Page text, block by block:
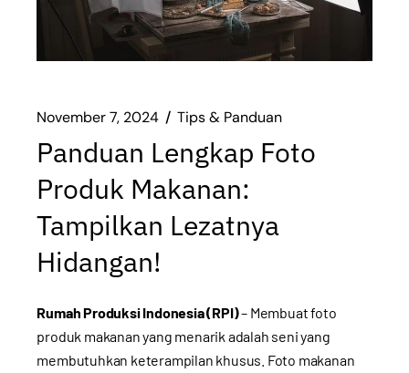
November 7, 2024 Tips & Panduan
Panduan Lengkap Foto
Produk Makanan:
Tampilkan Lezatnya
Hidangan!
Rumah Produksi Indonesia (RPI)– Membuat foto
produk makanan yang menarik adalah seni yang
membutuhkan keterampilan khusus. Foto makanan